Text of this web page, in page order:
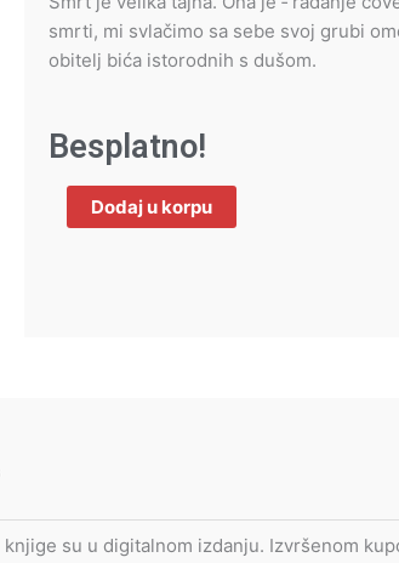
smrti, mi svlačimo sa sebe svoj grubi
obitelj bića istorodnih s dušom.
Besplatno!
Slovo
Dodaj u korpu
knjige su u digitalnom izdanju. Izvršenom